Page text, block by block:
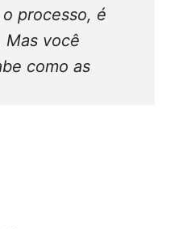
o processo, é
Mas você
como as